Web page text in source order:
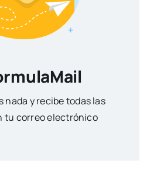
nada y recibe todas las
tu correo electrónico